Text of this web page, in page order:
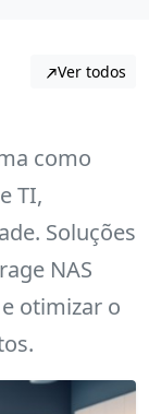
Ver todos
como
TI,
Soluções
NAS
otimizar o